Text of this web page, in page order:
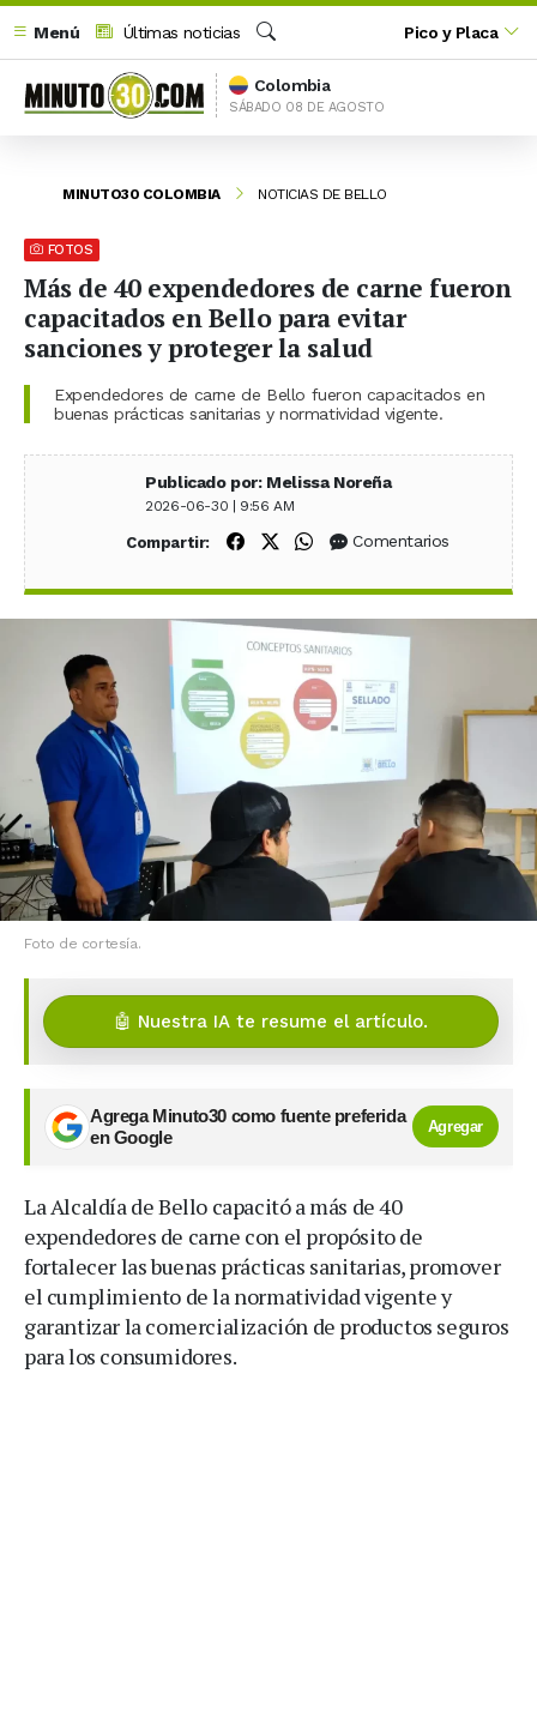
Menú
Últimas noticias
Buscar
Pico y Placa
Colombia
SÁBADO 08 DE AGOSTO
MINUTO30 COLOMBIA NOTICIAS DE BELLO
FOTOS
Más de 40 expendedores de carne fueron
capacitados en Bello para evitar
sanciones y proteger la salud
Expendedores de carne de Bello fueron capacitados en
buenas prácticas sanitarias y normatividad vigente.
Publicado por: Melissa Noreña
2026-06-30 | 9:56 AM
Compartir: Compartir en Facebook
Compartir en X (Twitter)
Compartir en WhatsApp
Comentarios
Foto de cortesía.
🤖 Nuestra IA te resume el artículo.
Agrega Minuto30 como fuente preferida
en Google
Agregar
La Alcaldía de Bello capacitó a más de 40
expendedores de carne con el propósito de
fortalecer las buenas prácticas sanitarias, promover
el cumplimiento de la normatividad vigente y
garantizar la comercialización de productos seguros
para los consumidores.